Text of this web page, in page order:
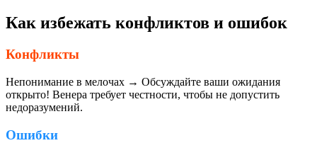
Как избежать конфликтов и ошибок
Конфликты
Непонимание в мелочах → Обсуждайте ваши ожидания
открыто! Венера требует честности, чтобы не допустить
недоразумений.
Ошибки